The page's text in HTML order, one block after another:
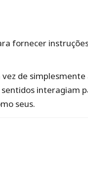
fornecer
de
interagiam
seus.